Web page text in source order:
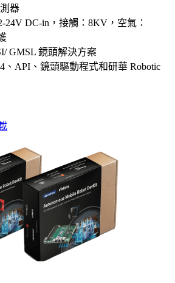
器
24V DC-in，接觸：8KV，空氣：
GMSL 鏡頭解決方案
、API、鏡頭驅動程式和研華 Robotic